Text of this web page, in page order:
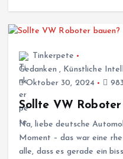
Tinkerpete
Gedanken , Künstliche
Oktober 30, 2024
Sollte VW Roboter
Na, liebe deutsche
Moment – das war eine
alle, dass es gerade ein